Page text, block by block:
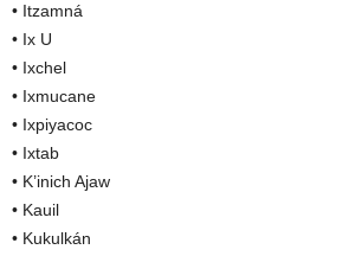
• Itzamná
• Ix U
• Ixchel
• Ixmucane
• Ixpiyacoc
• Ixtab
• K’inich Ajaw
• Kauil
• Kukulkán